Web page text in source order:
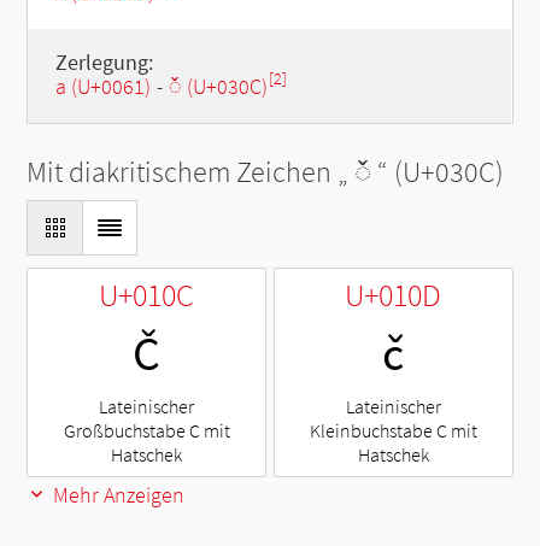
Zerlegung:
a (U+0061) - ◌̌ (U+030C)[2]
Mit diakritischem Zeichen „ ◌̌ “ (U+030C)
U+010C
Č
Lateinischer
Großbuchstabe C mit
Hatschek
U+010D
č
Lateinischer
Kleinbuchstabe C mit
Hatschek
Mehr Anzeigen